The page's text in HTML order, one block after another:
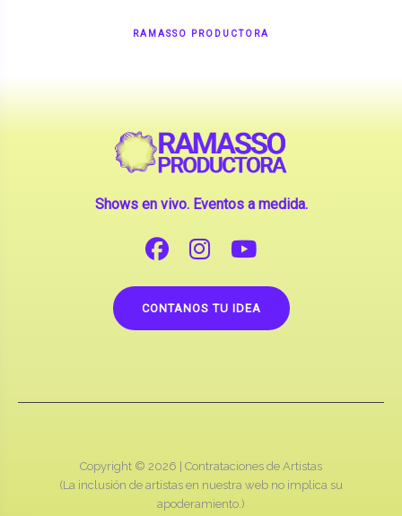
RAMASSO PRODUCTORA
Shows en vivo. Eventos a medida.
CONTANOS TU IDEA
Copyright © 2026 | Contrataciones de Artistas
(La inclusión de artistas en nuestra web no implica su
apoderamiento.)